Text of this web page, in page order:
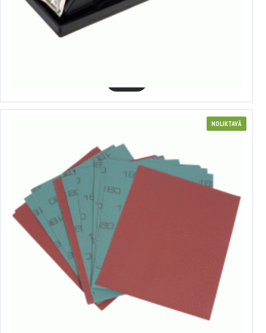
NOLIKTAVĀ
Ūdensizturīgs smilšpapīrs
no 6.22€ līdz 7.84€